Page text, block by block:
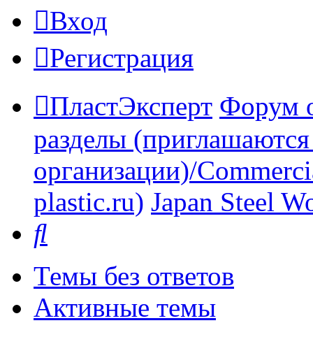
Вход
Регистрация
ПластЭксперт Форум
разделы
организации)/
plastic.ru) Japan Steel
Темы без ответов
Активные темы